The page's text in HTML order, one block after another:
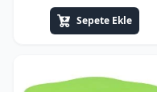
Sepete Ekle